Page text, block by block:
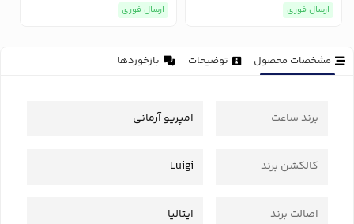
ارسال فوری ارسال فوری
مشخصات محصول توضیحات بازخوردها
برند ساعت امپریو آرمانی
کالکشن برند Luigi
اصالت برند ایتالیا